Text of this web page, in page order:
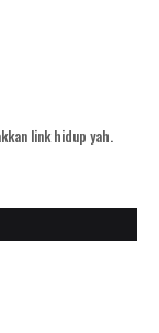
link hidup yah.